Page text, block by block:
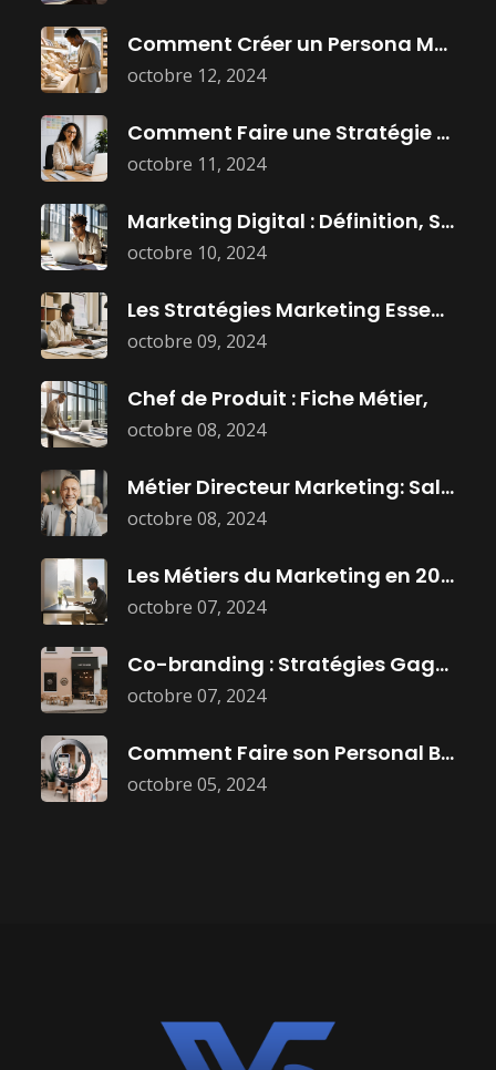
octobre 12, 2024
Comment Créer un Persona Marketing Efficace
octobre 11, 2024
Comment Faire une Stratégie Marketing Efficace
octobre 10, 2024
Marketing Digital : Définition, Stratégies, et
octobre 09, 2024
Les Stratégies Marketing Essentielles Pour Dominer
octobre 08, 2024
Chef de Produit : Fiche Métier,
octobre 08, 2024
Métier Directeur Marketing: Salaire, Mission, et
octobre 07, 2024
Les Métiers du Marketing en 2025
octobre 07, 2024
Co-branding : Stratégies Gagnantes pour Booster
octobre 05, 2024
Comment Faire son Personal Branding :